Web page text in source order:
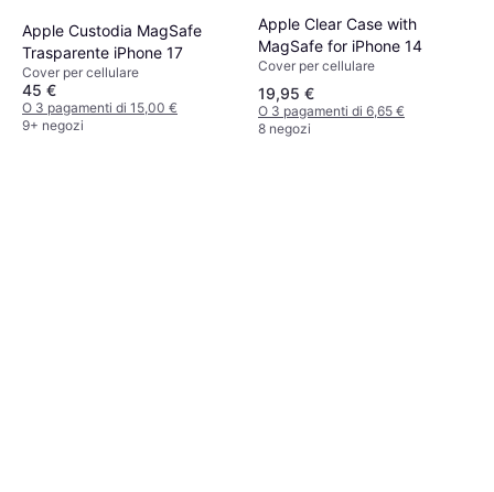
Apple Custodia MagSafe
Trasparente iPhone 17
Cover per cellulare
45 €
O 3 pagamenti di 15,00 €
9+ negozi
Apple Clear Case with
MagSafe for iPhone 14
Cover per cellulare
19,95 €
O 3 pagamenti di 6,65 €
8 negozi